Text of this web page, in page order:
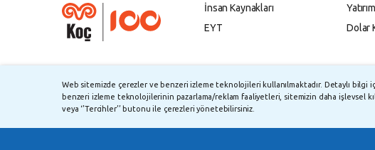
İnsan Kaynakları
EYT
Dolar
©2026Yapı ve Kredi Bankası A.Ş. TMSF ve YTM Zaman
Web sitemizde çerezler ve benzeri izleme teknolojileri kullanılmaktadır. Detaylı bilgi
benzeri izleme teknolojilerinin pazarlama/reklam faaliyetleri, sitemizin daha işlevsel
veya ‘’Tercihler’’ butonu ile çerezleri yönetebilirsiniz.